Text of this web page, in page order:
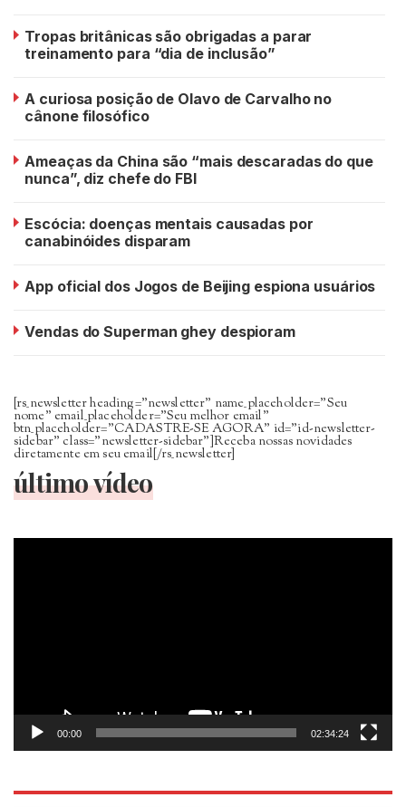
Tropas britânicas são obrigadas a parar
treinamento para “dia de inclusão”
A curiosa posição de Olavo de Carvalho no
cânone filosófico
Ameaças da China são “mais descaradas do que
nunca”, diz chefe do FBI
Escócia: doenças mentais causadas por
canabinóides disparam
App oficial dos Jogos de Beijing espiona usuários
Vendas do Superman ghey despioram
[rs_newsletter heading=”newsletter” name_placeholder=”Seu
nome” email_placeholder=”Seu melhor email”
btn_placeholder=”CADASTRE-SE AGORA” id=”id-newsletter-
sidebar” class=”newsletter-sidebar”]Receba nossas novidades
diretamente em seu email[/rs_newsletter]
último vídeo
Tocador
00:00 02:34:24